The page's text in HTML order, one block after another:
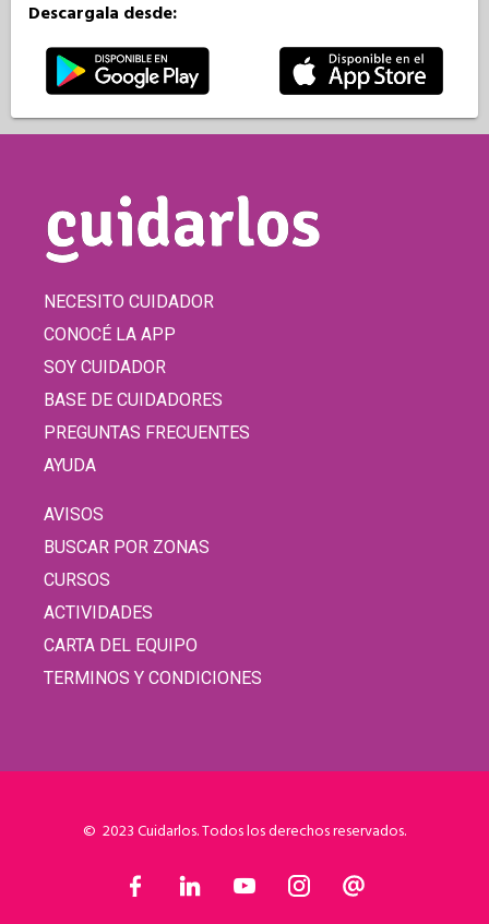
Descargala desde:
NECESITO CUIDADOR
CONOCÉ LA APP
SOY CUIDADOR
BASE DE CUIDADORES
PREGUNTAS FRECUENTES
AYUDA
AVISOS
BUSCAR POR ZONAS
CURSOS
ACTIVIDADES
CARTA DEL EQUIPO
TERMINOS Y CONDICIONES
© 2023 Cuidarlos. Todos los derechos reservados.